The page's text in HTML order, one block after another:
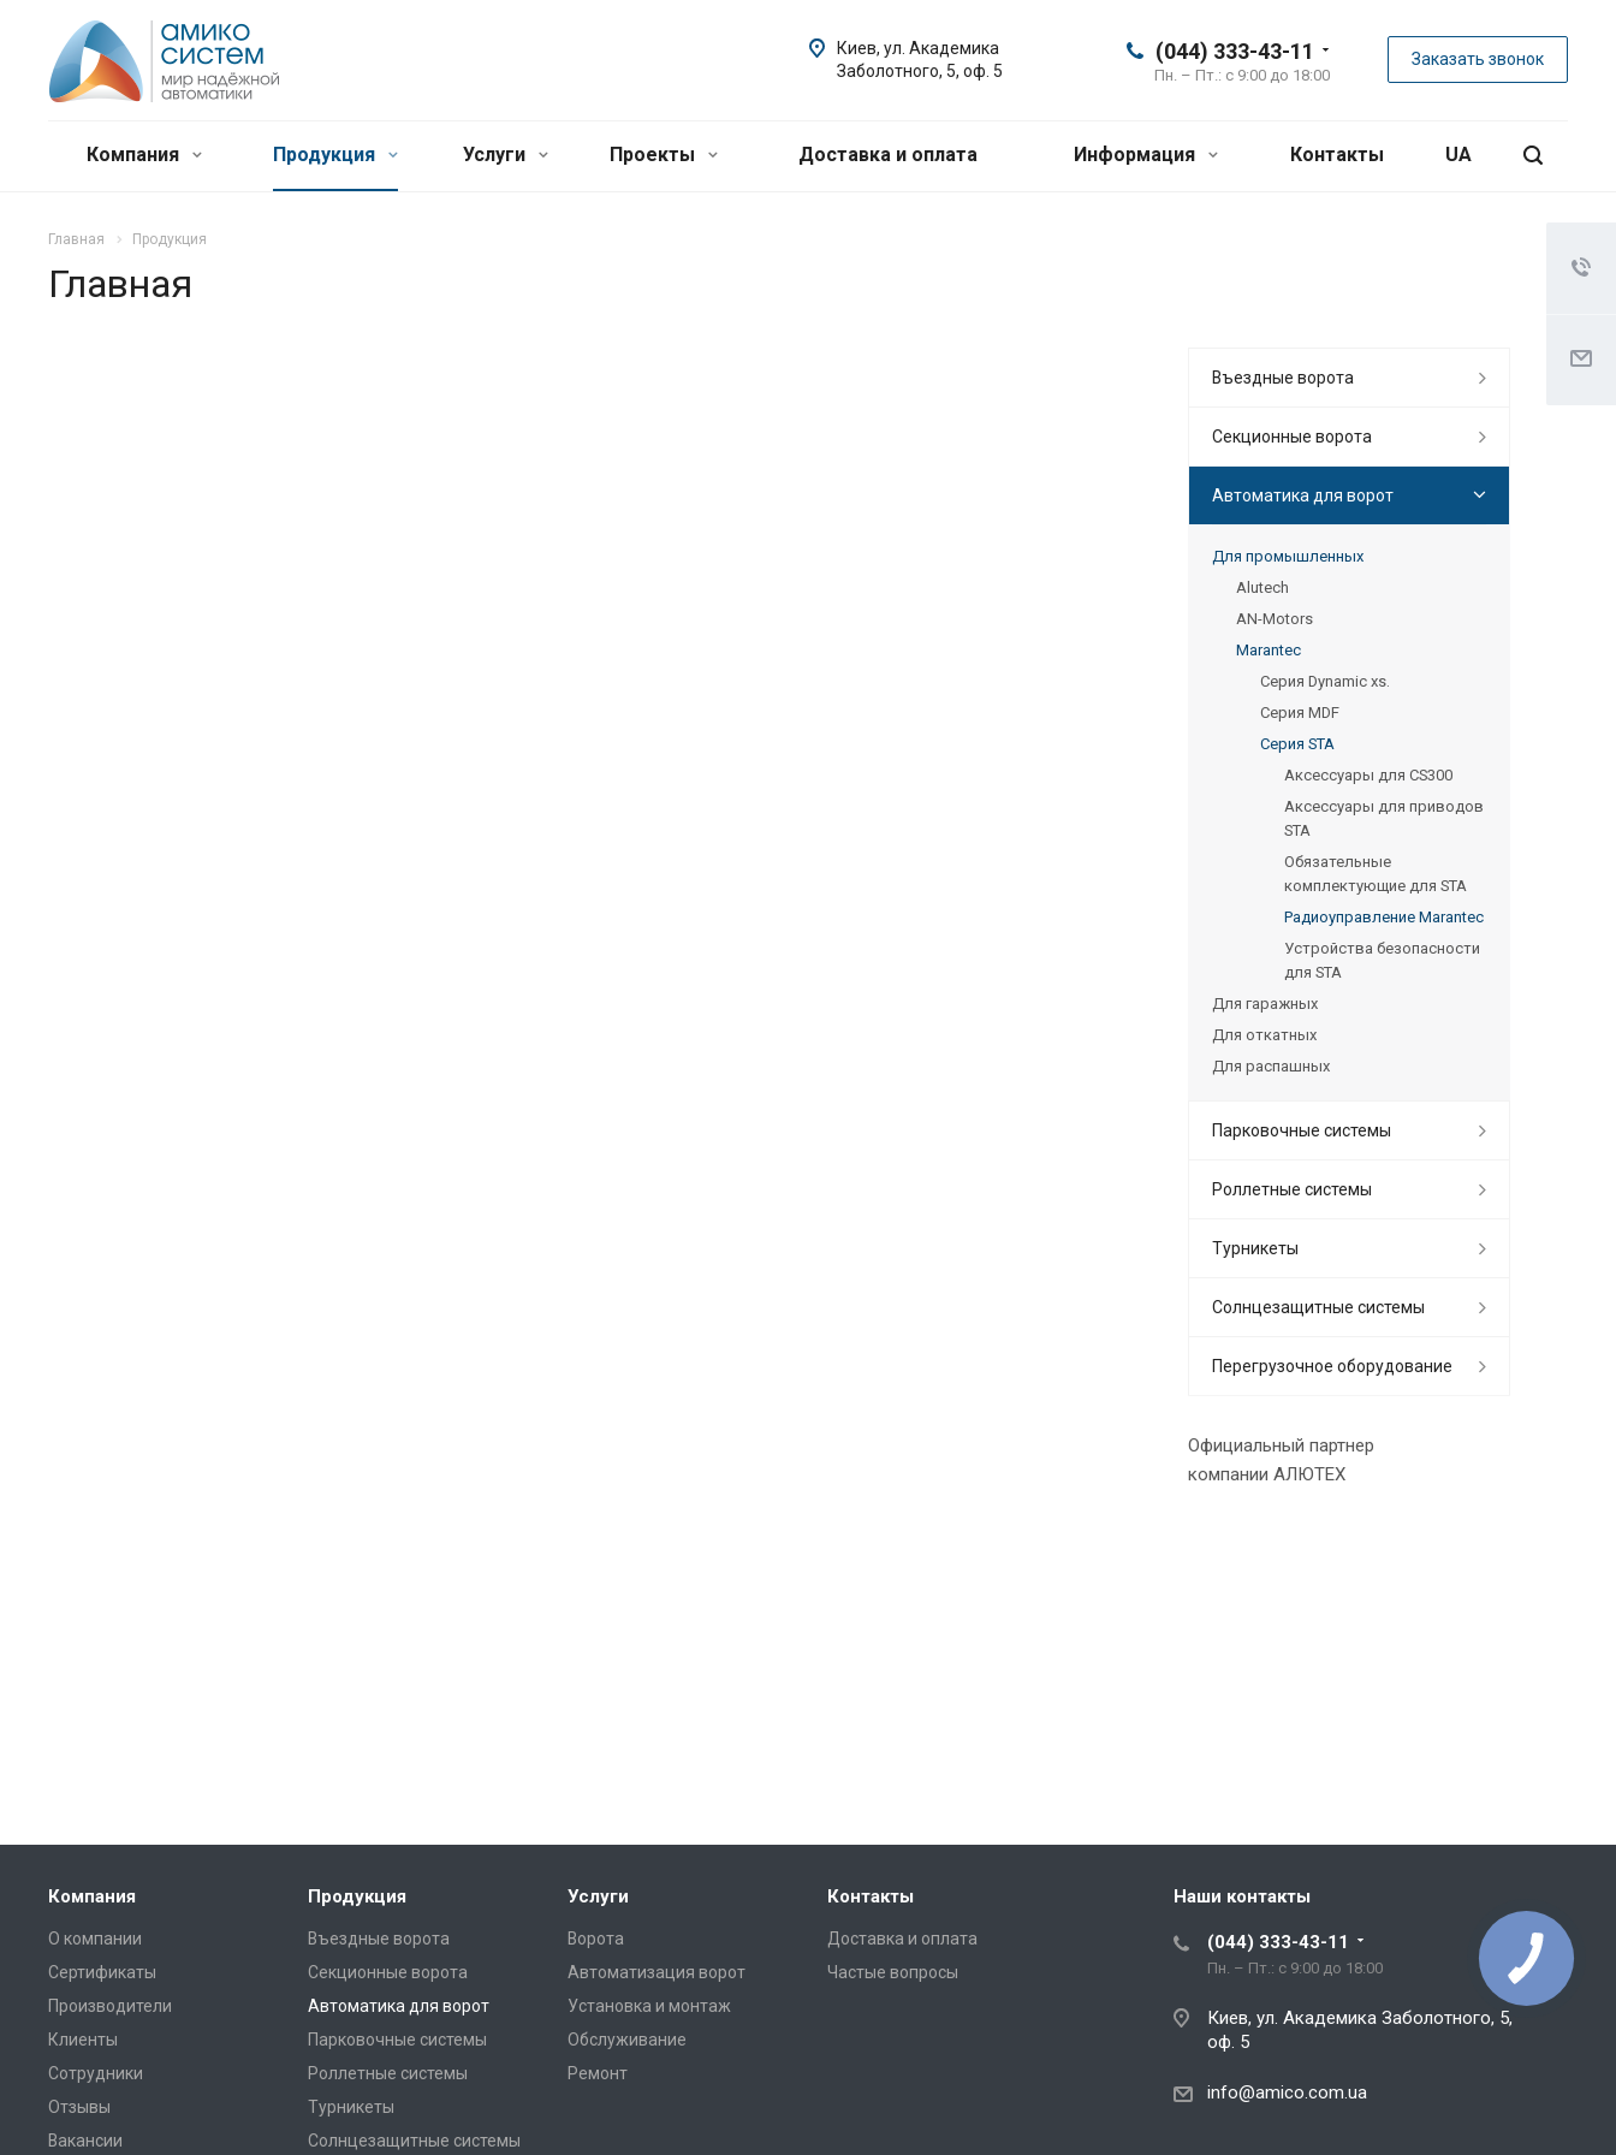
(044) 333-43-11
Пн. – Пт.: с 9:00 до 18:00
Заказать звонок
Киев, ул. Академика
Заболотного, 5, оф. 5
Компания Продукция Услуги Проекты Доставка и оплата Информация Контакты UA
Главная Продукция
Главная
Въездные ворота
Секционные ворота
Автоматика для ворот
Для промышленных
Alutech
AN-Motors
Marantec
Серия Dynamic xs.
Серия MDF
Серия STA
Аксессуары для CS300
Аксессуары для приводов
STA
Обязательные
комплектующие для STA
Радиоуправление Marantec
Устройства безопасности
для STA
Для гаражных
Для откатных
Для распашных
Парковочные системы
Роллетные системы
Турникеты
Солнцезащитные системы
Перегрузочное оборудование
Официальный партнер
компании АЛЮТЕХ
Компания
О компании
Сертификаты
Производители
Клиенты
Сотрудники
Отзывы
Вакансии
Продукция
Въездные ворота
Секционные ворота
Автоматика для ворот
Парковочные системы
Роллетные системы
Турникеты
Солнцезащитные системы
Услуги
Ворота
Автоматизация ворот
Установка и монтаж
Обслуживание
Ремонт
Контакты
Доставка и оплата
Частые вопросы
Наши контакты
(044) 333-43-11
Пн. – Пт.: с 9:00 до 18:00
Киев, ул. Академика Заболотного, 5,
оф. 5
info@amico.com.ua